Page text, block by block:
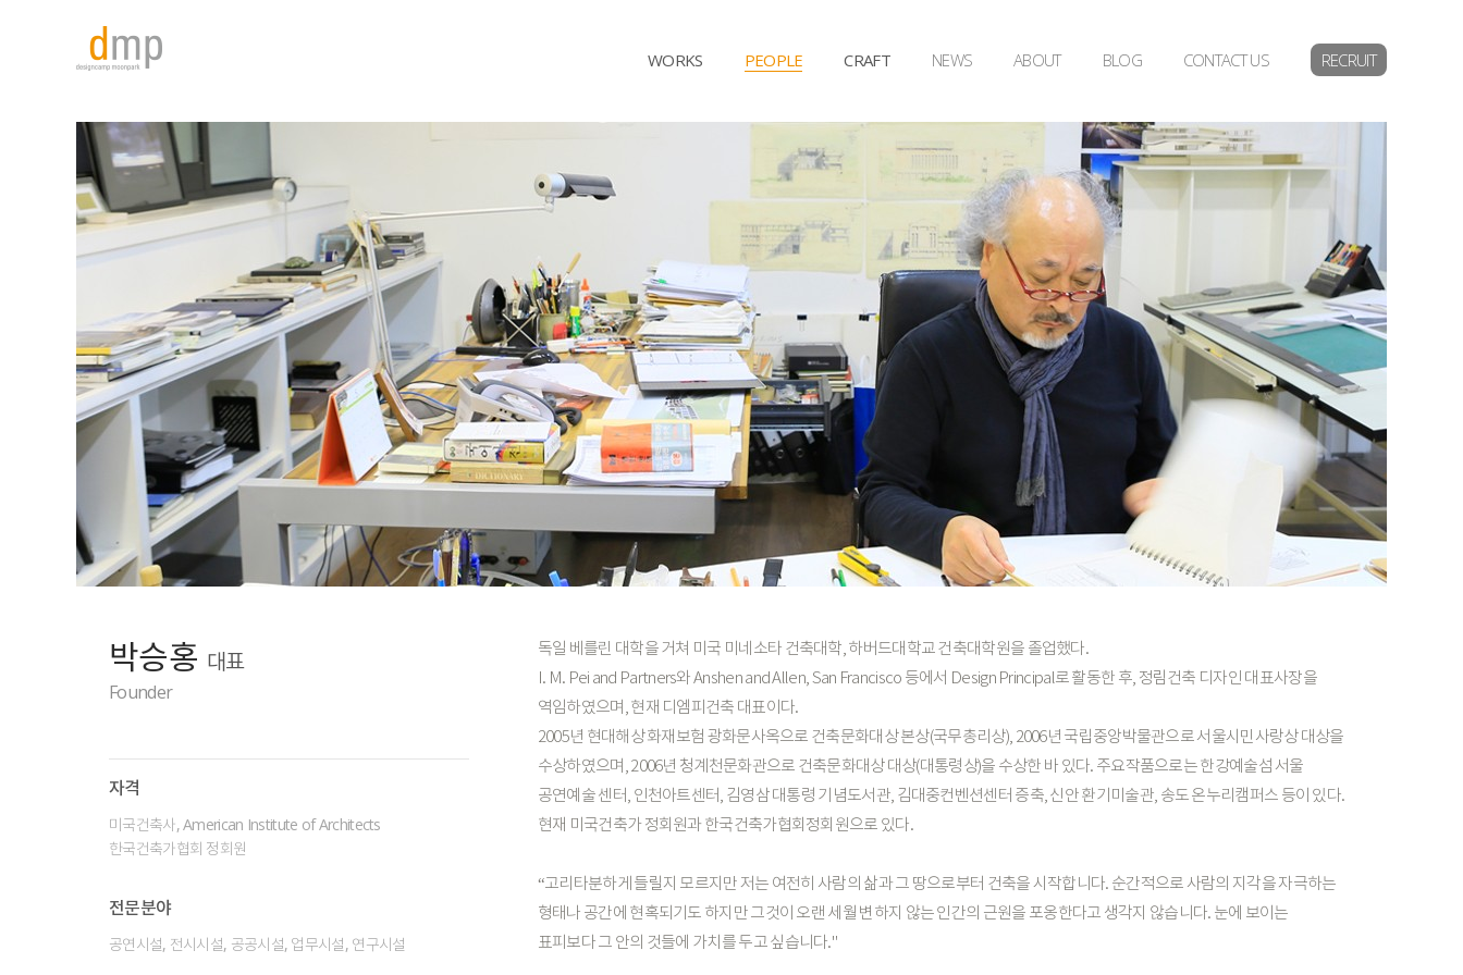
WORKS PEOPLE CRAFT NEWS ABOUT BLOG CONTACT US RECRUIT
박승홍 대표
Founder
자격
미국건축사, American Institute of Architects
한국건축가협회 정회원
전문분야
공연시설, 전시시설, 공공시설, 업무시설, 연구시설
독일 베를린 대학을거쳐 미국 미네소타 건축대학,하버드대학교건축대학원을 졸업했다.
I. M. Pei and Partners와Anshenand Allen,San Francisco 등에서 Design Principal로활동한 후, 정림건축 디자인 대표사장을
역임하였으며,현재 디엠피건축 대표이다.
2005년 현대해상화재보험 광화문사옥으로 건축문화대상본상(국무총리상), 2006년 국립중앙박물관으로서울시민사랑상 대상을
수상하였으며,2006년 청계천문화관으로 건축문화대상 대상(대통령상)을 수상한 바 있다. 주요작품으로는한강예술섬 서울
공연예술센터, 인천아트센터, 김영삼대통령 기념도서관, 김대중컨벤션센터 증축,신안환기미술관, 송도온누리캠퍼스 등이 있다.
현재 미국건축가 정회원과한국건축가협회정회원으로 있다.
“고리타분하게 들릴지 모르지만저는 여전히 사람의 삶과그 땅으로부터 건축을시작합니다. 순간적으로 사람의 지각을자극하는
형태나 공간에 현혹되기도 하지만그것이 오랜 세월 변하지 않는인간의 근원을 포옹한다고 생각지 않습니다. 눈에 보이는
표피보다그 안의 것들에 가치를두고싶습니다."